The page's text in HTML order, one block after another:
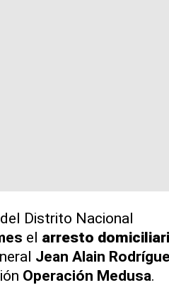
Distrito Nacional
el arresto
Jean Alain
Operación Medusa.